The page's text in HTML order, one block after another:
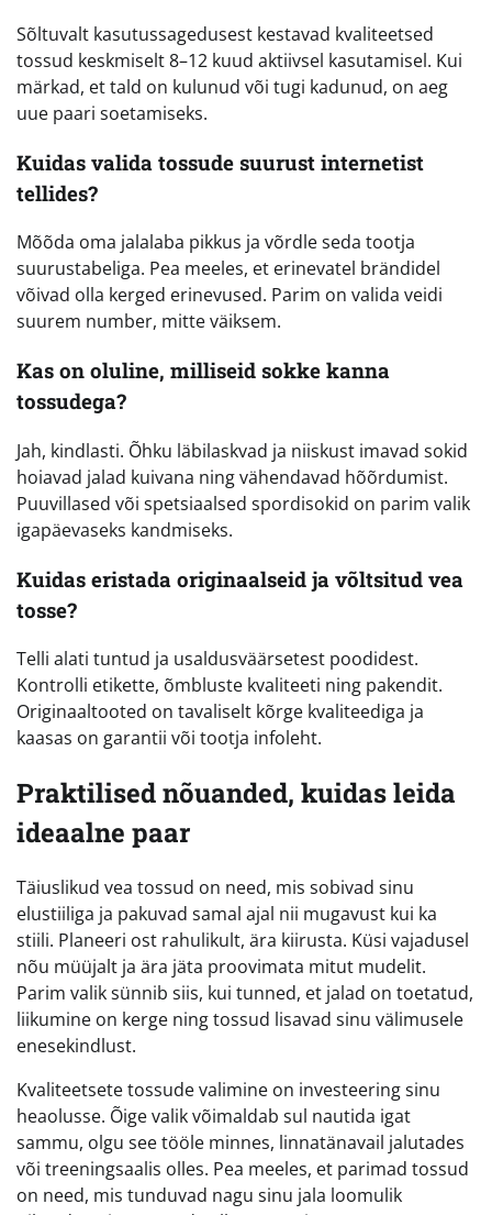
Sõltuvalt kasutussagedusest kestavad kvaliteetsed
tossud keskmiselt 8–12 kuud aktiivsel kasutamisel. Kui
märkad, et tald on kulunud või tugi kadunud, on aeg
uue paari soetamiseks.
Kuidas valida tossude suurust internetist
tellides?
Mõõda oma jalalaba pikkus ja võrdle seda tootja
suurustabeliga. Pea meeles, et erinevatel brändidel
võivad olla kerged erinevused. Parim on valida veidi
suurem number, mitte väiksem.
Kas on oluline, milliseid sokke kanna
tossudega?
Jah, kindlasti. Õhku läbilaskvad ja niiskust imavad sokid
hoiavad jalad kuivana ning vähendavad hõõrdumist.
Puuvillased või spetsiaalsed spordisokid on parim valik
igapäevaseks kandmiseks.
Kuidas eristada originaalseid ja võltsitud vea
tosse?
Telli alati tuntud ja usaldusväärsetest poodidest.
Kontrolli etikette, õmbluste kvaliteeti ning pakendit.
Originaaltooted on tavaliselt kõrge kvaliteediga ja
kaasas on garantii või tootja infoleht.
Praktilised nõuanded, kuidas leida
ideaalne paar
Täiuslikud vea tossud on need, mis sobivad sinu
elustiiliga ja pakuvad samal ajal nii mugavust kui ka
stiili. Planeeri ost rahulikult, ära kiirusta. Küsi vajadusel
nõu müüjalt ja ära jäta proovimata mitut mudelit.
Parim valik sünnib siis, kui tunned, et jalad on toetatud,
liikumine on kerge ning tossud lisavad sinu välimusele
enesekindlust.
Kvaliteetsete tossude valimine on investeering sinu
heaolusse. Õige valik võimaldab sul nautida igat
sammu, olgu see tööle minnes, linnatänavail jalutades
või treeningsaalis olles. Pea meeles, et parimad tossud
on need, mis tunduvad nagu sinu jala loomulik